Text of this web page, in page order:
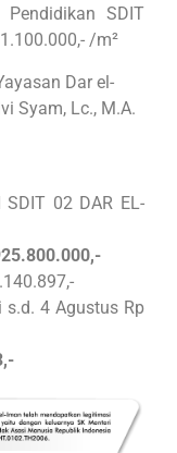
SDIT
/m²
Dar el-
Syam, Lc., M.A.
SDIT 02 DAR EL-
4 Agustus Rp